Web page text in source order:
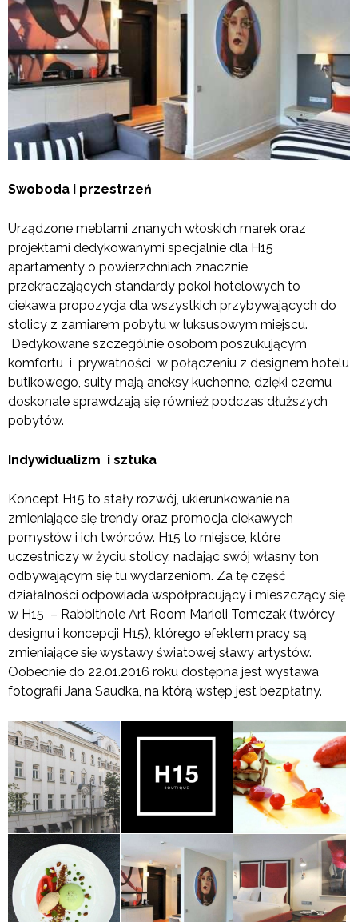
Swoboda i przestrzeń
Urządzone meblami znanych włoskich marek oraz
projektami dedykowanymi specjalnie dla H15
apartamenty o powierzchniach znacznie
przekraczających standardy pokoi hotelowych to
ciekawa propozycja dla wszystkich przybywających do
stolicy z zamiarem pobytu w luksusowym miejscu.
Dedykowane szczególnie osobom poszukującym
komfortu i prywatności w połączeniu z designem hotelu
butikowego, suity mają aneksy kuchenne, dzięki czemu
doskonale sprawdzają się również podczas dłuższych
pobytów.
Indywidualizm i sztuka
Koncept H15 to stały rozwój, ukierunkowanie na
zmieniające się trendy oraz promocja ciekawych
pomysłów i ich twórców. H15 to miejsce, które
uczestniczy w życiu stolicy, nadając swój własny ton
odbywającym się tu wydarzeniom. Za tę część
działalności odpowiada współpracujący i mieszczący się
w H15 – Rabbithole Art Room Marioli Tomczak (twórcy
designu i koncepcji H15), którego efektem pracy są
zmieniające się wystawy światowej sławy artystów.
Oobecnie do 22.01.2016 roku dostępna jest wystawa
fotografii Jana Saudka, na którą wstęp jest bezpłatny.